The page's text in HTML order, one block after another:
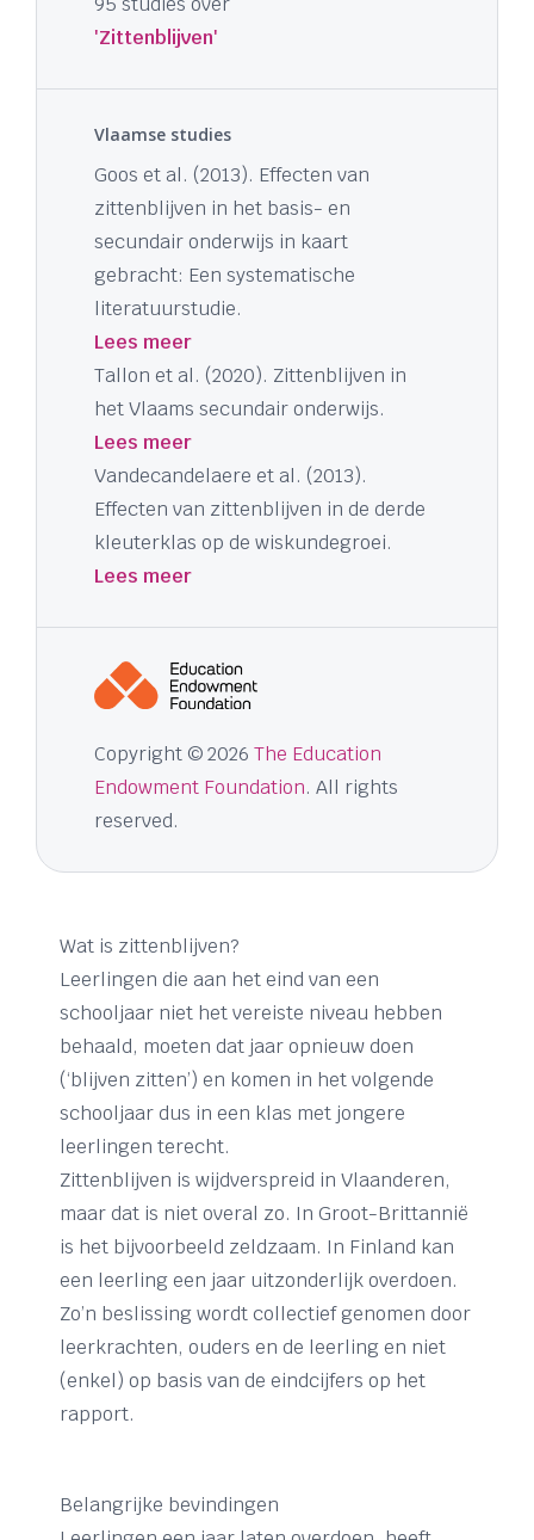
'Zittenblijven'
Vlaamse studies
Goos et al. (2013). Effecten van
zittenblijven in het basis- en
secundair onderwijs in kaart
gebracht: Een systematische
literatuurstudie.
Lees meer
Tallon et al. (2020). Zittenblijven in
het Vlaams secundair onderwijs.
Lees meer
Vandecandelaere et al. (2013).
Effecten van zittenblijven in de derde
kleuterklas op de wiskundegroei.
Lees meer
Copyright © 2026 The Education
Endowment Foundation. All rights
reserved.
Wat is zittenblijven?
Leerlingen die aan het eind van een
schooljaar niet het vereiste niveau hebben
behaald, moeten dat jaar opnieuw doen
(‘blijven zitten’) en komen in het volgende
schooljaar dus in een klas met jongere
leerlingen terecht.
Zittenblijven is wijdverspreid in Vlaanderen,
maar dat is niet overal zo. In Groot-Brittannië
is het bijvoorbeeld zeldzaam. In Finland kan
een leerling een jaar uitzonderlijk overdoen.
Zo’n beslissing wordt collectief genomen door
leerkrachten, ouders en de leerling en niet
(enkel) op basis van de eindcijfers op het
rapport.
Belangrijke bevindingen